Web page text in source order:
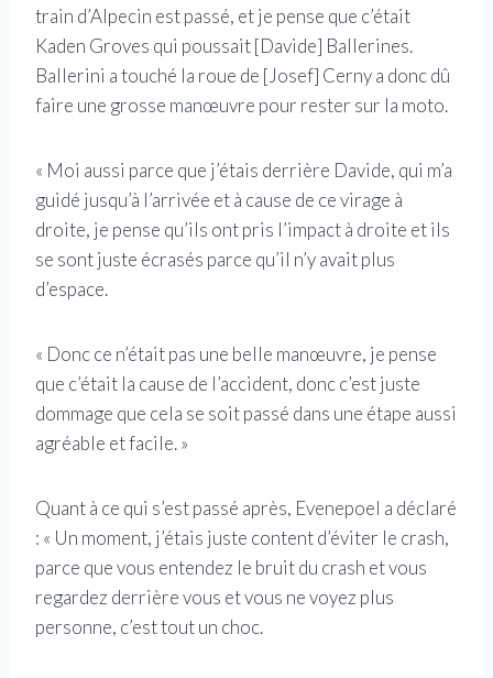
train d’Alpecin est passé, et je pense que c’était
Kaden Groves qui poussait [Davide] Ballerines.
Ballerini a touché la roue de [Josef] Cerny a donc dû
faire une grosse manœuvre pour rester sur la moto.
« Moi aussi parce que j’étais derrière Davide, qui m’a
guidé jusqu’à l’arrivée et à cause de ce virage à
droite, je pense qu’ils ont pris l’impact à droite et ils
se sont juste écrasés parce qu’il n’y avait plus
d’espace.
« Donc ce n’était pas une belle manœuvre, je pense
que c’était la cause de l’accident, donc c’est juste
dommage que cela se soit passé dans une étape aussi
agréable et facile. »
Quant à ce qui s’est passé après, Evenepoel a déclaré
: « Un moment, j’étais juste content d’éviter le crash,
parce que vous entendez le bruit du crash et vous
regardez derrière vous et vous ne voyez plus
personne, c’est tout un choc.